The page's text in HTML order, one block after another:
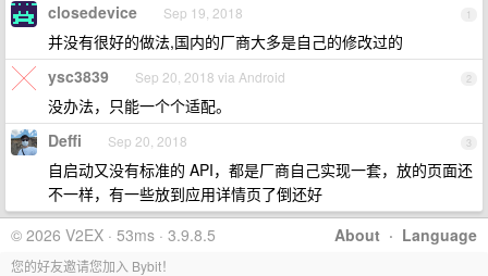
1
closedevice Sep 19, 2018
并没有很好的做法,国内的厂商大多是自己的修改过的
2
ysc3839 Sep 20, 2018 via Android
没办法，只能一个个适配。
3
Deffi Sep 20, 2018
自启动又没有标准的 API，都是厂商自己实现一套，放的页面还
不一样，有一些放到应用详情页了倒还好
About · Language
© 2026 V2EX · 53ms · 3.9.8.5
您的好友邀请您加入 Bybit！